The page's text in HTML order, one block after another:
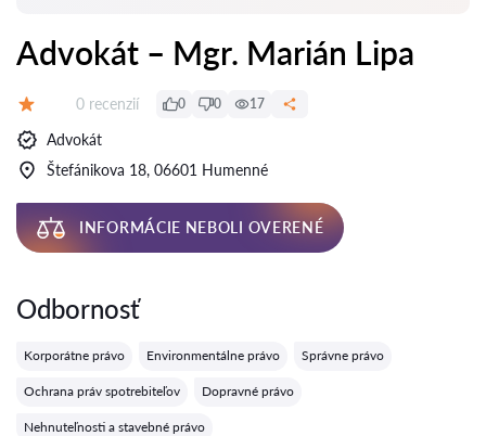
Advokát – Mgr. Marián Lipa
Recenzií:
0 recenzií 0 0 17
Advokát
Štefánikova 18, 06601 Humenné
INFORMÁCIE NEBOLI OVERENÉ
Odbornosť
Korporátne právo Environmentálne právo Správne právo
Ochrana práv spotrebiteľov Dopravné právo
Nehnuteľnosti a stavebné právo